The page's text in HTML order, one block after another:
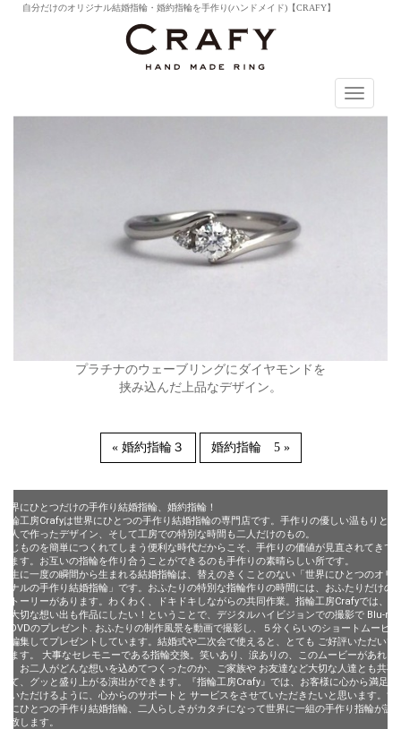
自分だけのオリジナル結婚指輪・婚約指輪を手作り(ハンドメイド)【CRAFY】
T
o
n
プラチナのウェーブリングにダイヤモンドを
挟み込んだ上品なデザイン。
« 婚約指輪３ 婚約指輪 5 »
世界にひとつだけの手作り結婚指輪、婚約指輪！
指輪工房Crafyは世界にひとつの手作り結婚指輪の専門店です。手作りの優しい温もりと、
二人で作ったデザイン、そして工房での特別な時間も二人だけのもの。
同じものを簡単につくれてしまう便利な時代だからこそ、手作りの価値が見直されてきて
います。お互いの指輪を作り合うことができるのも手作りの素晴らしい所です。
一生に一度の瞬間から生まれる結婚指輪は、替えのきくことのない「世界にひとつのオリ
ジナルの手作り結婚指輪」です。おふたりの特別な指輪作りの時間には、おふたりだけの
ストーリーがあります。わくわく、ドキドキしながらの共同作業。指輪工房Crafyでは、そ
の大切な想い出も作品にしたい！ということで、デジタルハイビジョンでの撮影で Blu-ray
やDVDのプレゼント. おふたりの制作風景を動画で撮影し、５分くらいのショートムービー
に編集してプレゼントしています。結婚式や二次会で使えると、とても ご好評いただいて
います。 大事なセレモニーである指輪交換。笑いあり、涙ありの、このムービーがあれ
ば、お二人がどんな想いを込めてつくったのか、ご家族や お友達など大切な人達とも共有
して、グッと盛り上がる演出ができます。『指輪工房Crafy』では、お客様に心から満足し
ていただけるように、心からのサポートと サービスをさせていただきたいと思います。世
界にひとつの手作り結婚指輪、二人らしさがカタチになって世界に一組の手作り指輪が誕
生致します。